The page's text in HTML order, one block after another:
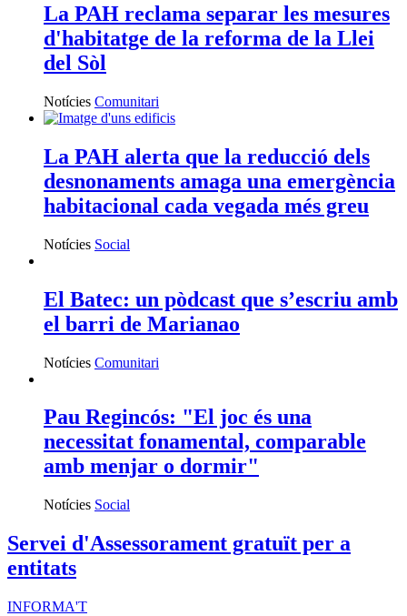
La PAH reclama separar les mesures
d'habitatge de la reforma de la Llei
del Sòl
Notícies Comunitari
La PAH alerta que la reducció dels
desnonaments amaga una emergència
habitacional cada vegada més greu
Notícies Social
El Batec: un pòdcast que s’escriu amb
el barri de Marianao
Notícies Comunitari
Pau Regincós: "El joc és una
necessitat fonamental, comparable
amb menjar o dormir"
Notícies Social
Servei d'Assessorament gratuït per a
entitats
INFORMA'T